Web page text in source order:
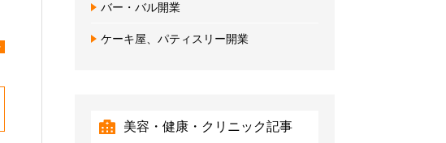
バー・バル開業
ケーキ屋、パティスリー開業
美容・健康・クリニック記事